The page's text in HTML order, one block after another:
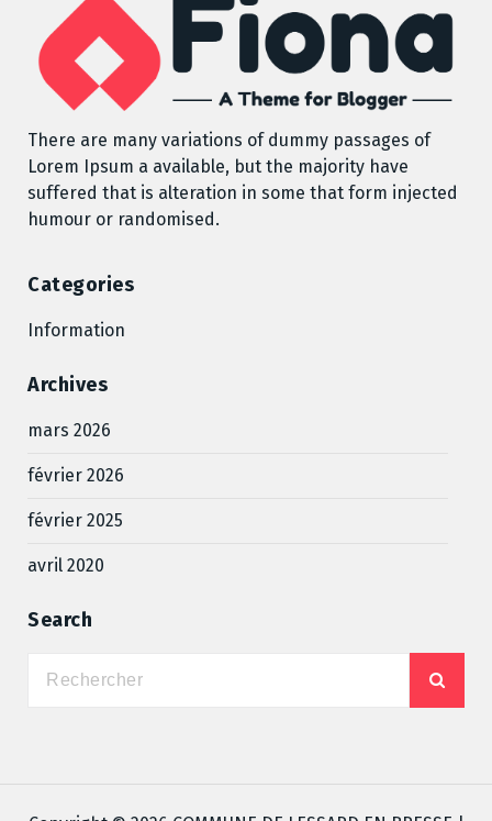
There are many variations of dummy passages of
Lorem Ipsum a available, but the majority have
suffered that is alteration in some that form injected
humour or randomised.
Categories
Information
Archives
mars 2026
février 2026
février 2025
avril 2020
Search